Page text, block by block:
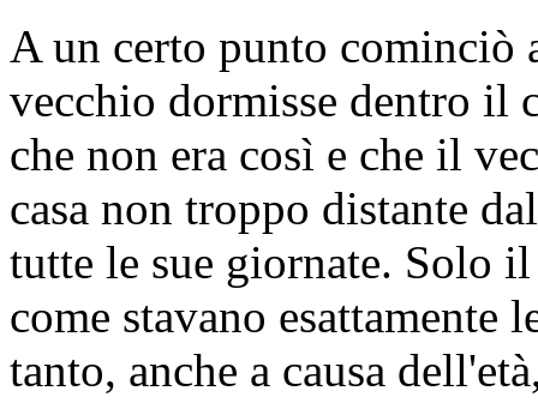
A un certo punto cominciò
vecchio dormisse dentro il
che non era così e che il
casa non troppo distante
tutte le sue giornate. Solo
come stavano esattamente
tanto, anche a causa